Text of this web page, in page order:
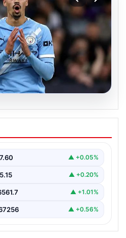
sahaya dev isim!
yıldızı Tijjani
▲ +0.05%
▲ +0.20%
▲ +1.01%
▲ +0.56%